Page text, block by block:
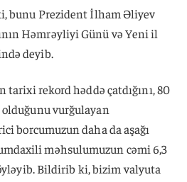
bunu Prezident İlham Əliyev
Həmrəyliyi Günü və Yeni il
deyib.
tarixi rekord həddə çatdığını, 80
vurğulayan
borcumuzun daha da aşağı
məhsulumuzun cəmi 6,3
Bildirib ki, bizim valyuta